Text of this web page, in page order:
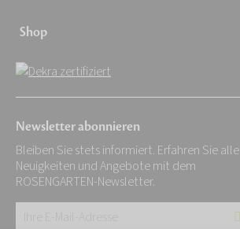
Shop
Newsletter abonnieren
Bleiben Sie stets informiert. Erfahren Sie alle
Neuigkeiten und Angebote mit dem
ROSENGARTEN-Newsletter.